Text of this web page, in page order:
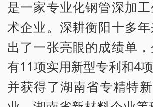
是一家专业化钢管深加
术企业。深耕衡阳十多
出了一张亮眼的成绩单
有11项实用新型专利和4
并获得了湖南省专精特